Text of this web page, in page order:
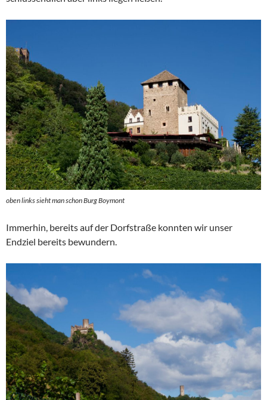
oben links sieht man schon Burg Boymont
Immerhin, bereits auf der Dorfstraße konnten wir unser
Endziel bereits bewundern.